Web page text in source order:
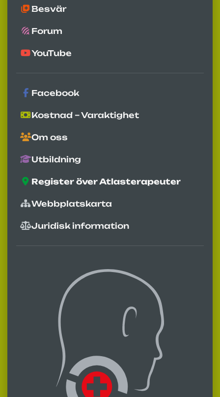
Besvär
Forum
YouTube
Facebook
Kostnad – Varaktighet
Om oss
Utbildning
Register över Atlasterapeuter
Webbplatskarta
Juridisk information